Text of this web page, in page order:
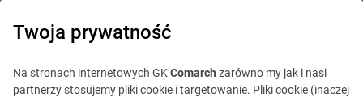
Twoja prywatność
Na stronach internetowych GKComarch zarówno my jak i nasi
partnerzy stosujemy pliki cookie i targetowanie. Pliki cookie (inaczej